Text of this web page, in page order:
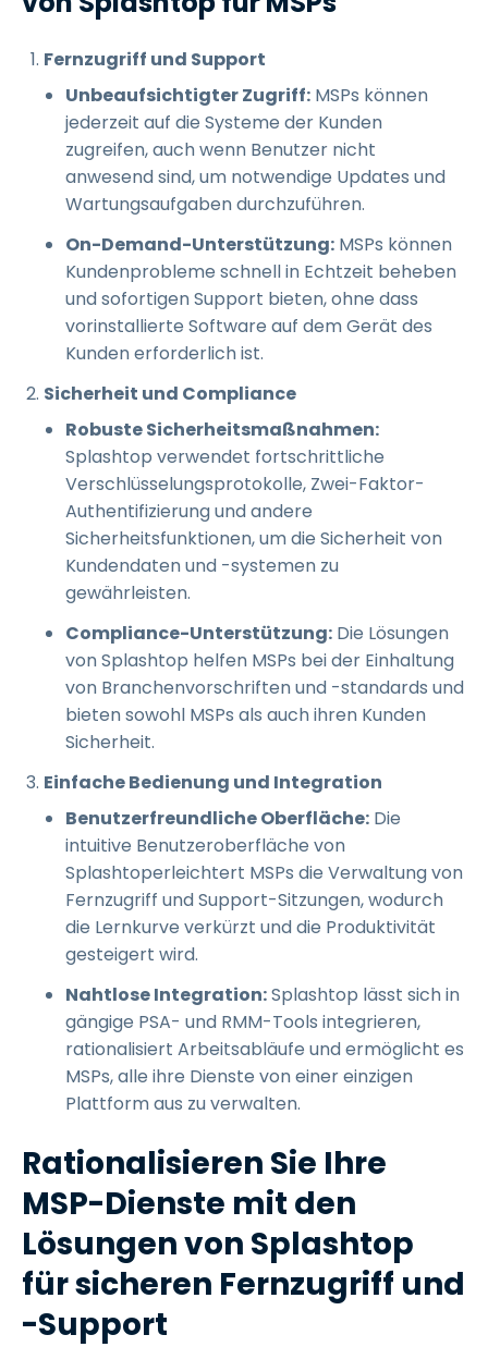
Fernzugriff und Support
Unbeaufsichtigter Zugriff: MSPs können
jederzeit auf die Systeme der Kunden
zugreifen, auch wenn Benutzer nicht
anwesend sind, um notwendige Updates und
Wartungsaufgaben durchzuführen.
On-Demand-Unterstützung: MSPs können
Kundenprobleme schnell in Echtzeit beheben
und sofortigen Support bieten, ohne dass
vorinstallierte Software auf dem Gerät des
Kunden erforderlich ist.
Sicherheit und Compliance
Robuste Sicherheitsmaßnahmen:
Splashtop verwendet fortschrittliche
Verschlüsselungsprotokolle, Zwei-Faktor-
Authentifizierung und andere
Sicherheitsfunktionen, um die Sicherheit von
Kundendaten und -systemen zu
gewährleisten.
Compliance-Unterstützung: Die Lösungen
von Splashtop helfen MSPs bei der Einhaltung
von Branchenvorschriften und -standards und
bieten sowohl MSPs als auch ihren Kunden
Sicherheit.
Einfache Bedienung und Integration
Benutzerfreundliche Oberfläche: Die
intuitive Benutzeroberfläche von
Splashtoperleichtert MSPs die Verwaltung von
Fernzugriff und Support-Sitzungen, wodurch
die Lernkurve verkürzt und die Produktivität
gesteigert wird.
Nahtlose Integration:Splashtop lässt sich in
gängige PSA- und RMM-Tools integrieren,
rationalisiert Arbeitsabläufe und ermöglicht es
MSPs, alle ihre Dienste von einer einzigen
Plattform aus zu verwalten.
Rationalisieren Sie Ihre
MSP-Dienste mit den
Lösungen von Splashtop
für sicheren Fernzugriff und
-Support